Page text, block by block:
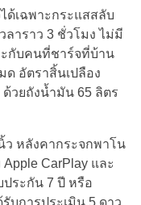
ด้เฉพาะกระแสสลับ
ลาราว 3 ชั่วโมง ไม่มี
ะกับคนที่ชาร์จที่บ้าน
อัตราสิ้นเปลือง
วยถังน้ำมัน 65 ลิตร
ว หลังคากระจกพาโน
CarPlay และ
ประกัน 7 ปี หรือ